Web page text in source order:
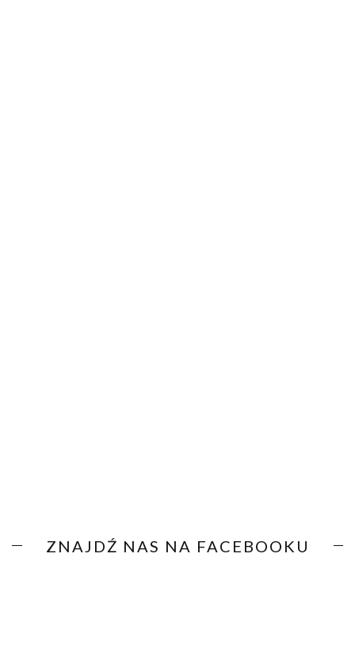
ZNAJDŹ NAS NA FACEBOOKU